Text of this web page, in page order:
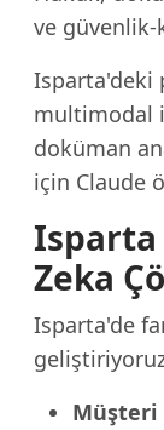
ve
Isparta'deki
multimodal
doküman
için Claude
Isparta
Zeka
Isparta'de
Müşteri